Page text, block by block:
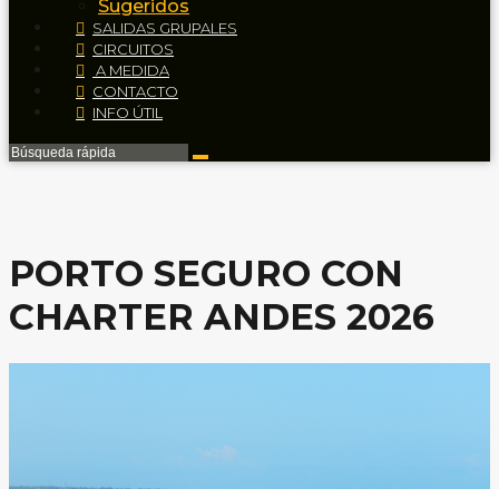
Sugeridos
SALIDAS GRUPALES
CIRCUITOS
A MEDIDA
CONTACTO
INFO ÚTIL
PORTO SEGURO CON
CHARTER ANDES 2026